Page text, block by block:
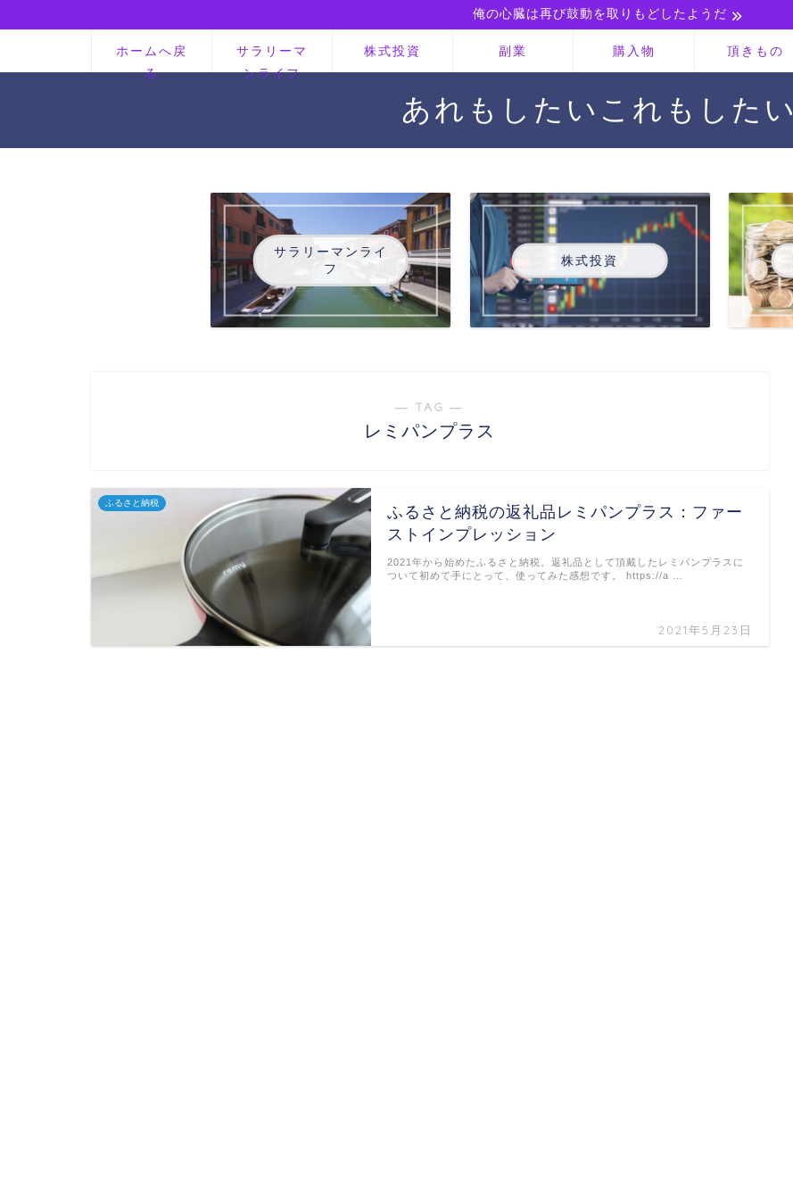
俺の心臓は再び鼓動を取りもどしたようだ
ホームへ戻
る
サラリーマ
ンライフ
株式投資 副業 購入物 頂きもの
あれもしたいこれもしたい
サラリーマンライ
フ
株式投資
― TAG ―
レミパンプラス
ふるさと納税
ふるさと納税の返礼品レミパンプラス：ファー
ストインプレッション
2021年5月23日
2021年から始めたふるさと納税。返礼品として頂戴したレミパンプラスに
ついて初めて手にとって、使ってみた感想です。 https://a …